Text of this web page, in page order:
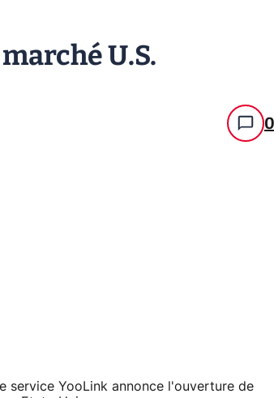
U.S.
0
service YooLink annonce l'ouverture de